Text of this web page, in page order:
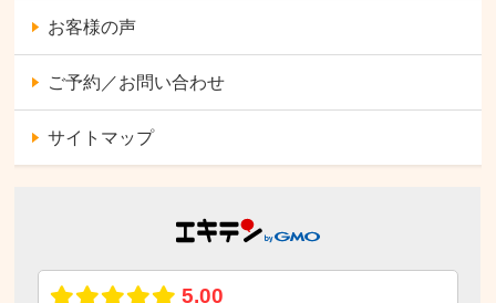
お客様の声
ご予約／お問い合わせ
サイトマップ